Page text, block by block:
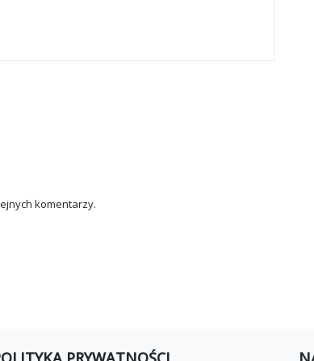
komentarzy.